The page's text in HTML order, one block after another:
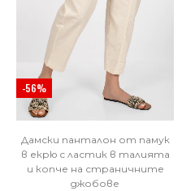
-56%
Дамски панталон от памук
в екрю с ластик в талията
и копче на страничните
джобове